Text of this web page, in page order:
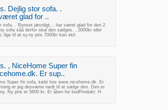
Dejlig stor sofa. .
glad for ..
sofa. . Renset jævnligt... har været glad for den 2
sofa såå derfor skal den sælges. ..3000kr eller
lige til at sy.ny pris 7000kr kan skil
, NiceHome Super fin
Er sup..
Super fin sofa, købt hos www.nicehome.dk. Er
er jeg desværre nødt til at sælge den. Den er
Ny pris er 5600 kr. Er åben for budProdukt: H